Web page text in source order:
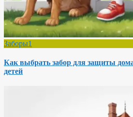
Заборы1
Как выбрать забор для защиты
детей